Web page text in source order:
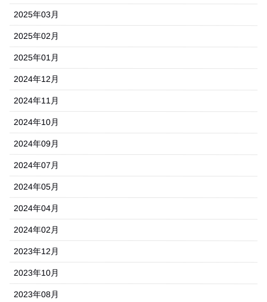
2025年03月
2025年02月
2025年01月
2024年12月
2024年11月
2024年10月
2024年09月
2024年07月
2024年05月
2024年04月
2024年02月
2023年12月
2023年10月
2023年08月